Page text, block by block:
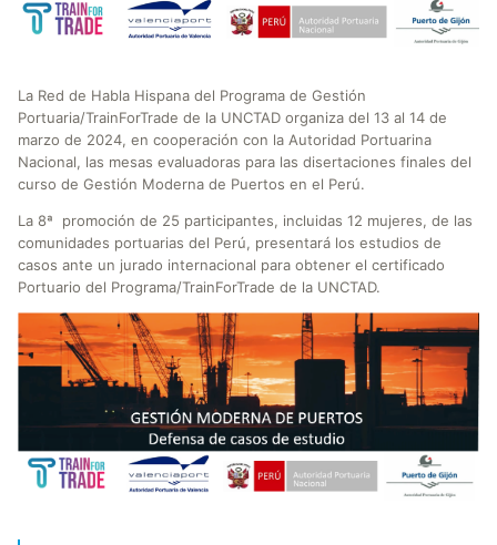
La Red de Habla Hispana del Programa de Gestión
Portuaria/TrainForTrade de la UNCTAD organiza del 13 al 14 de
marzo de 2024, en cooperación con la Autoridad Portuarina
Nacional, las mesas evaluadoras para las disertaciones finales del
curso de Gestión Moderna de Puertos en el Perú.
La 8ª promoción de 25 participantes, incluidas 12 mujeres, de las
comunidades portuarias del Perú, presentará los estudios de
casos ante un jurado internacional para obtener el certificado
Portuario del Programa/TrainForTrade de la UNCTAD.